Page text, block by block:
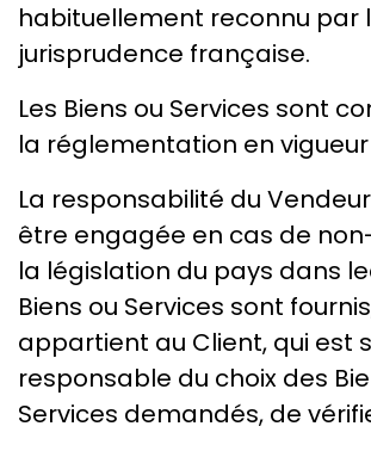
habituellement reconnu par
jurisprudence française.
Les Biens ou Services sont
la réglementation en
La responsabilité du
être engagée en cas de
la législation du pays dans
Biens ou Services sont
appartient au Client, qui est
responsable du choix des
Services demandés, de